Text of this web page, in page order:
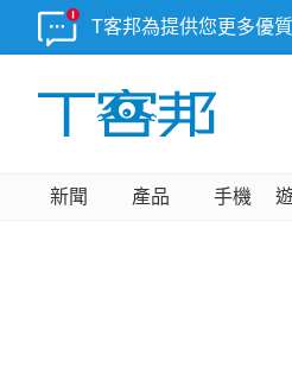
T客邦為提供您更多優
新聞 產品 手機